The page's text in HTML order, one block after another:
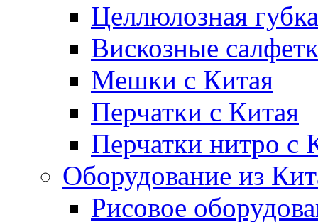
Целлюлозная губка
Вискозные
Мешки с Китая
Перчатки с Китая
Перчатки нитро с
Оборудование из
Рисовое